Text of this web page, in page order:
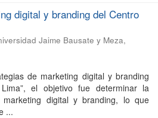
digital y branding del Centro
Jaime Bausate y Meza,
de marketing digital y branding
el objetivo fue determinar la
digital y branding, lo que
...